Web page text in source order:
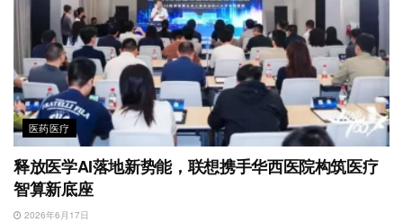
医药医疗
释放医学AI落地新势能，联想携手华西医院构筑医疗
智算新底座
2026年6月17日